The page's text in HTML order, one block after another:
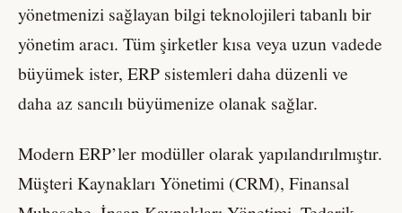
yönetmenizi sağlayan bilgi teknolojileri tabanlı bir
yönetim aracı. Tüm şirketler kısa veya uzun vadede
büyümek ister, ERP sistemleri daha düzenli ve
daha az sancılı büyümenize olanak sağlar.
Modern ERP’ler modüller olarak yapılandırılmıştır.
Müşteri Kaynakları Yönetimi (CRM), Finansal